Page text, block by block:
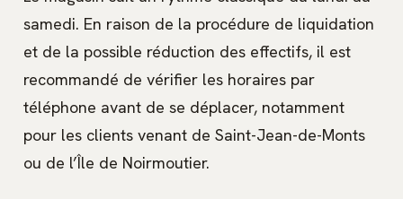
samedi. En raison de la procédure de liquidation
et de la possible réduction des effectifs, il est
recommandé de vérifier les horaires par
téléphone avant de se déplacer, notamment
pour les clients venant de Saint-Jean-de-Monts
ou de l’Île de Noirmoutier.